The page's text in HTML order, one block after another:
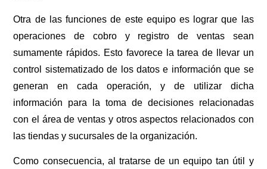
Otra de las funciones de este equipo es lograr que las
operaciones de cobro y registro de ventas sean
sumamente rápidos. Esto favorece la tarea de llevar un
control sistematizado de los datos e información que se
generan en cada operación, y de utilizar dicha
información para la toma de decisiones relacionadas
con el área de ventas y otros aspectos relacionados con
las tiendas y sucursales de la organización.
Como consecuencia, al tratarse de un equipo tan útil y